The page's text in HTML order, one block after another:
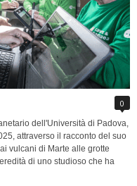
0
dell'Università di Padova,
attraverso il racconto del suo
vulcani di Marte alle grotte
di uno studioso che ha